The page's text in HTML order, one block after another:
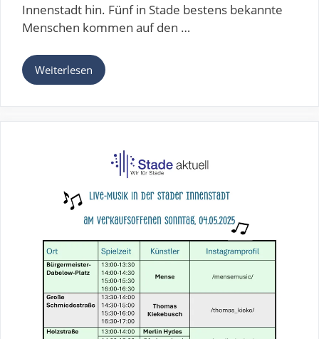
Innenstadt hin. Fünf in Stade bestens bekannte
Menschen kommen auf den …
Weiterlesen